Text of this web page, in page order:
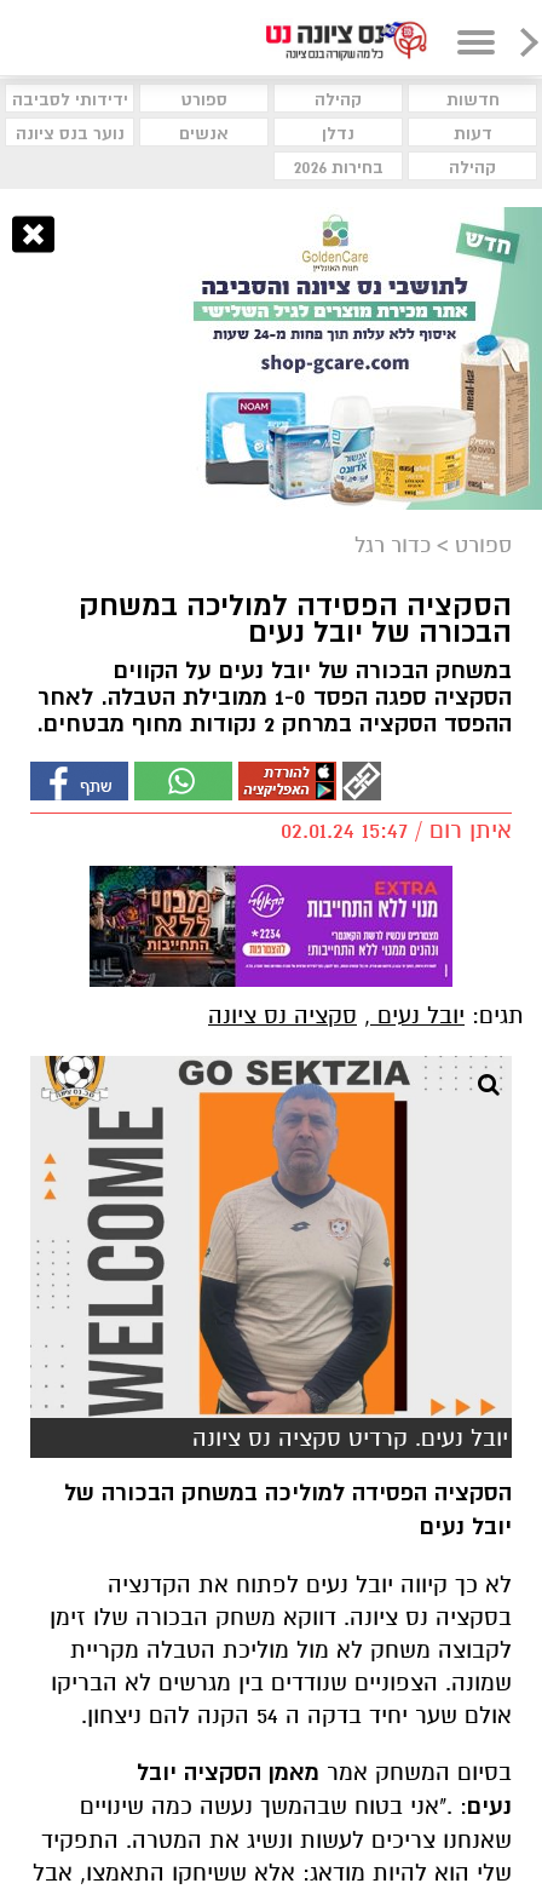
חדשות קהילה ספורט
ידידותי לסביבה
דעות
נדלן אנשים
נוער בנס ציונה
קהילה
בחירות 2026
ספורט > כדור רגל
הסקציה הפסידה למוליכה במשחק
הבכורה של יובל נעים
במשחק הבכורה של יובל נעים על הקווים
הסקציה ספגה הפסד 1-0 ממובילת הטבלה. לאחר
ההפסד הסקציה במרחק 2 נקודות מחוף מבטחים.
איתן רום / 15:47 02.01.24
תגים: יובל נעים , סקציה נס ציונה
יובל נעים. קרדיט סקציה נס ציונה
הסקציה הפסידה למוליכה במשחק הבכורה של
יובל נעים
לא כך קיווה יובל נעים לפתוח את הקדנציה
בסקציה נס ציונה. דווקא משחק הבכורה שלו זימן
לקבוצה משחק לא מול מוליכת הטבלה מקריית
שמונה. הצפוניים שנודדים בין מגרשים לא הבריקו
אולם שער יחיד בדקה ה 54 הקנה להם ניצחון.
בסיום המשחק אמר מאמן הסקציה יובל
נעים: ."אני בטוח שבהמשך נעשה כמה שינויים
שאנחנו צריכים לעשות ונשיג את המטרה. התפקיד
שלי הוא להיות מודאג: אלא ששיחקו התאמצו, אבל